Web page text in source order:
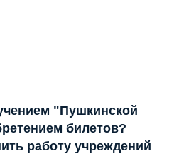
"Пушкинской
билетов?
работу учреждений